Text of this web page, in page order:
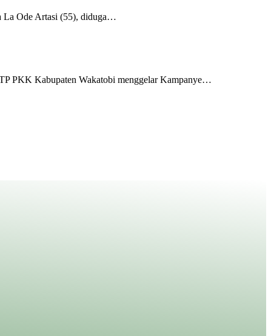
La Ode Artasi (55), diduga…
PKK Kabupaten Wakatobi menggelar Kampanye…